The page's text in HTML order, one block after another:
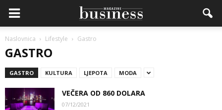
Naslovnica Lifestyle Gastro
GASTRO
GASTRO KULTURA LJEPOTA MODA
VEČERA OD 860 DOLARA
07/12/2021